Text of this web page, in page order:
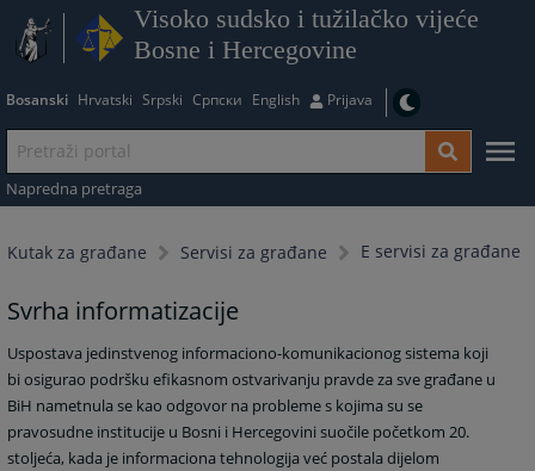
Visoko sudsko i tužilačko vijeće
Bosne i Hercegovine
Bosanski Hrvatski Srpski Српски English Prijava
Napredna pretraga
Kutak za građane Servisi za građane E servisi za građane
Svrha informatizacije
Uspostava jedinstvenog informaciono-komunikacionog sistema koji
bi osigurao podršku efikasnom ostvarivanju pravde za sve građane u
BiH nametnula se kao odgovor na probleme s kojima su se
pravosudne institucije u Bosni i Hercegovini suočile početkom 20.
stoljeća, kada je informaciona tehnologija već postala dijelom